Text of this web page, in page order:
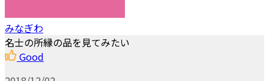
みなぎわ
名士の所縁の品を見てみたい
Good